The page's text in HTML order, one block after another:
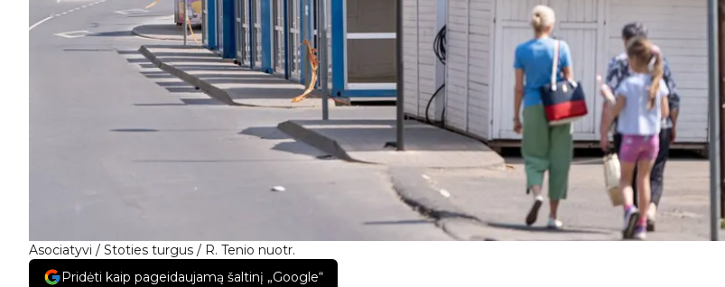
Asociatyvi / Stoties turgus / R. Tenio nuotr.
Pridėti kaip pageidaujamą šaltinį „Google“